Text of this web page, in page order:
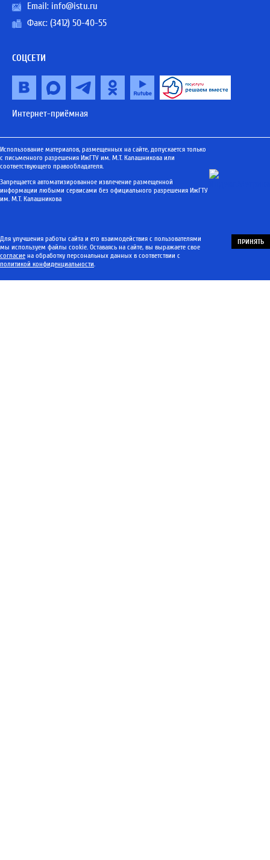
Email: info@istu.ru
Факс: (3412) 50-40-55
СОЦСЕТИ
Интернет-приёмная
Использование материалов, размещенных на сайте, допускается только
с письменного разрешения ИжГТУ им. М.Т. Калашникова или
соответствующего правообладателя.
Запрещается автоматизированное извлечение размещенной
информации любыми сервисами без официального разрешения ИжГТУ
им. М.Т. Калашникова
Для улучшения работы сайта и его взаимодействия с пользователями
мы используем файлы cookie. Оставаясь на сайте, вы выражаете свое
согласие на обработку персональных данных в соответствии с
политикой конфиденциальности.
ПРИНЯТЬ